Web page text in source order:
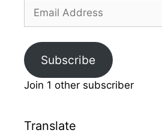
Address
Subscribe
Join 1 other subscriber
Translate